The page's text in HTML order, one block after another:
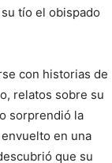
tío el obispado
con historias de
relatos sobre su
sorprendió la
en una
que su